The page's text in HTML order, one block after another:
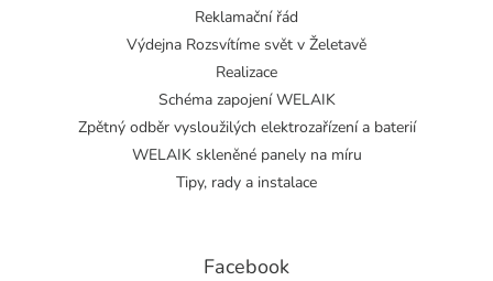
Reklamační řád
Výdejna Rozsvítíme svět v Želetavě
Realizace
Schéma zapojení WELAIK
Zpětný odběr vysloužilých elektrozařízení a baterií
WELAIK skleněné panely na míru
Tipy, rady a instalace
Facebook